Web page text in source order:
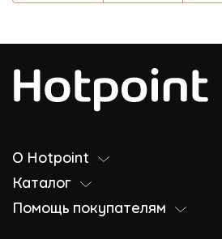
О Hotpoint
Каталог
Помощь покупателям